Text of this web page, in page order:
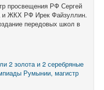
просвещения РФ Сергей
и ЖКХ РФ Ирек Файзуллин.
передовых школ в